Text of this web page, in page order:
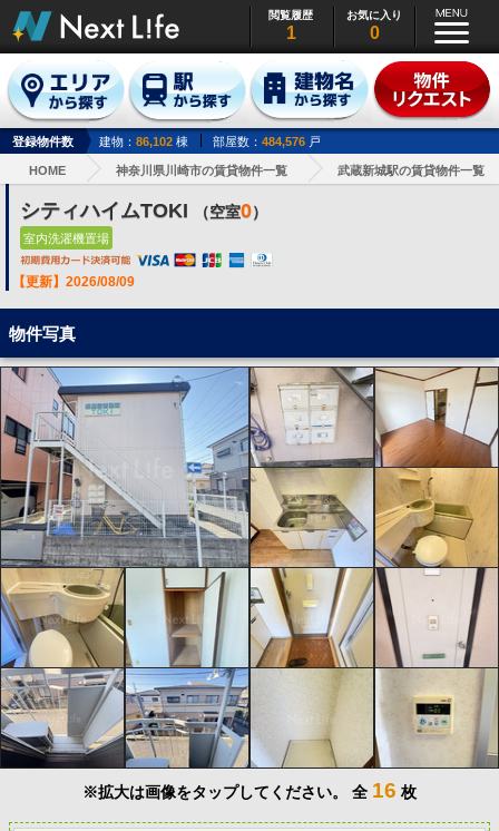
閲覧履歴
1
お気に入り
0
登録物件数 建物： 86,102 棟 部屋数： 484,576 戸
HOME 神奈川県川崎市の賃貸物件一覧 武蔵新城駅の賃貸物件一覧
シティハイムTOKI （空室0）
室内洗濯機置場
【更新】2026/08/09
物件写真
※拡大は画像をタップしてください。 全 16 枚